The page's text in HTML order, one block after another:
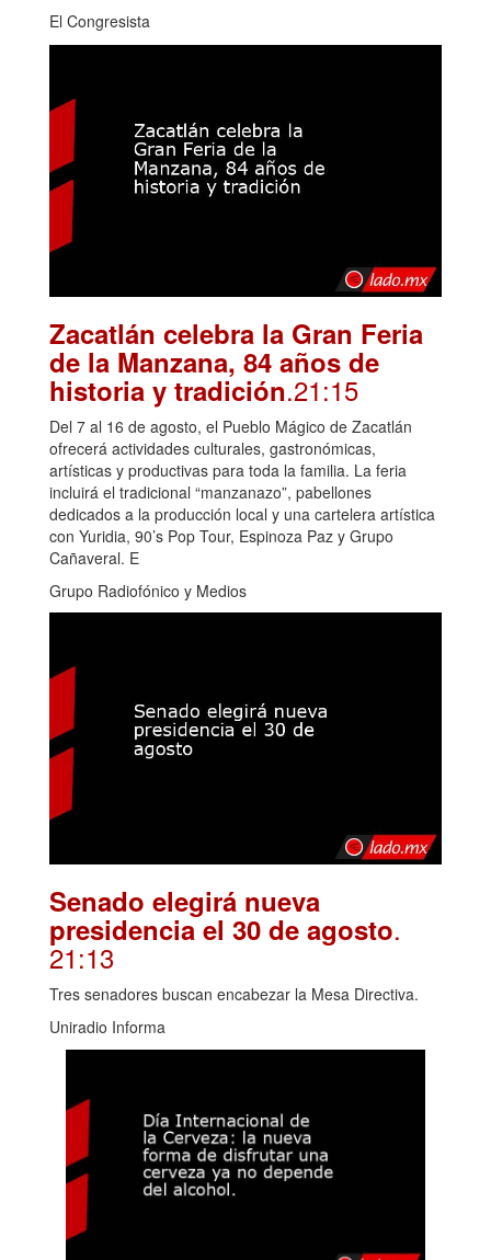
El Congresista
Zacatlán celebra la Gran Feria
de la Manzana, 84 años de
historia y tradición.21:15
Del 7 al 16 de agosto, el Pueblo Mágico de Zacatlán
ofrecerá actividades culturales, gastronómicas,
artísticas y productivas para toda la familia. La feria
incluirá el tradicional “manzanazo”, pabellones
dedicados a la producción local y una cartelera artística
con Yuridia, 90’s Pop Tour, Espinoza Paz y Grupo
Cañaveral. E
Grupo Radiofónico y Medios
Senado elegirá nueva
presidencia el 30 de agosto.
21:13
Tres senadores buscan encabezar la Mesa Directiva.
Uniradio Informa